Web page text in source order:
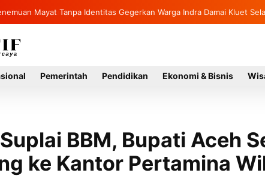
Mayat Tanpa Identitas Gegerkan Warga Indra Damai Kluet
Pemerintah Pendidikan Ekonomi & Bisnis
BBM, Bupati Aceh
ke Kantor Pertamina